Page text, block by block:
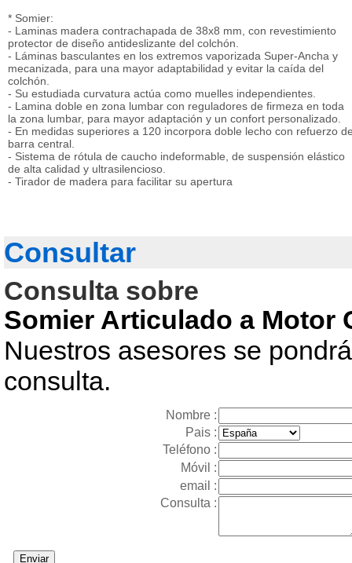
* Somier:
- Laminas madera contrachapada de 38x8 mm, con revestimiento
protector de diseño antideslizante del colchón.
- Láminas basculantes en los extremos vaporizada Super-Ancha y
mecanizada, para una mayor adaptabilidad y evitar la caída del
colchón.
- Su estudiada curvatura actúa como muelles independientes.
- Lamina doble en zona lumbar con reguladores de firmeza en toda
la zona lumbar, para mayor adaptación y un confort personalizado.
- En medidas superiores a 120 incorpora doble lecho con refuerzo
barra central.
- Sistema de rótula de caucho indeformable, de suspensión elástico
de alta calidad y ultrasilencioso.
- Tirador de madera para facilitar su apertura
Consultar
Consulta sobre
Somier Articulado a Motor
Nuestros asesores se
consulta.
Nombre :
Pais :
Teléfono :
Móvil :
email :
Consulta :